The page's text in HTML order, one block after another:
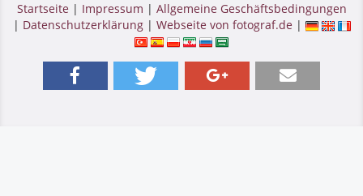
Startseite | Impressum | Allgemeine Geschäftsbedingungen
| Datenschutzerklärung| Webseite von fotograf.de |